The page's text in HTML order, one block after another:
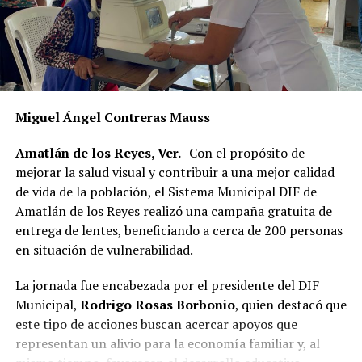
La publicación provocó críticas entre pobladores,
quienes consideran que la Agencia Municipal podría
estar excediendo sus atribuciones al anunciar posibles
sanciones sin precisar el fundamento jurídico que las
presunto abuso de autoridad.
Si bien especialistas y organizaciones dedicadas al
bienestar animal coinciden en que los propietarios
tienen la obligación de impedir que sus mascotas
deambulen libremente por la vía pública, también
advierten que ello no significa mantenerlas
permanentemente amarradas.
La Ley de Protección a los Animales para el Estado de
Veracruz tiene como objetivo garantizar el bienestar, el
trato digno y evitar el maltrato y la crueldad hacia los
animales.
Miguel Ángel Contreras Mauss
Amatlán de los Reyes, Ver.- Con el propósito de
mejorar la salud visual y contribuir a una mejor calidad
de vida de la población, el Sistema Municipal DIF de
Amatlán de los Reyes realizó una campaña gratuita de
entrega de lentes, beneficiando a cerca de 200 personas
en situación de vulnerabilidad.
La jornada fue encabezada por el presidente del DIF
Municipal, Rodrigo Rosas Borbonio, quien destacó que
este tipo de acciones buscan acercar apoyos que
representan un alivio para la economía familiar y, al